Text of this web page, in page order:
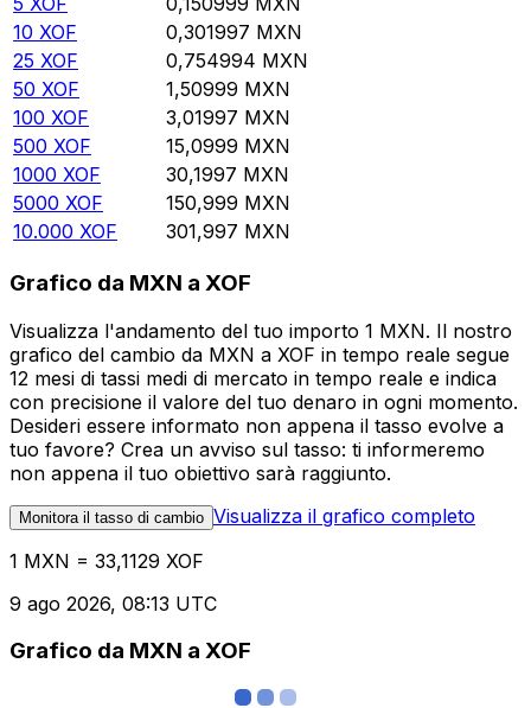
10 XOF 0,301997 MXN
25 XOF 0,754994 MXN
50 XOF 1,50999 MXN
100 XOF 3,01997 MXN
500 XOF 15,0999 MXN
1000 XOF 30,1997 MXN
5000 XOF 150,999 MXN
10.000 XOF 301,997 MXN
Grafico da MXN a XOF
Visualizza l'andamento del tuo importo 1 MXN. Il nostro
grafico del cambio da MXN a XOF in tempo reale segue
12 mesi di tassi medi di mercato in tempo reale e indica
con precisione il valore del tuo denaro in ogni momento.
Desideri essere informato non appena il tasso evolve a
tuo favore? Crea un avviso sul tasso: ti informeremo
non appena il tuo obiettivo sarà raggiunto.
Monitora il tasso di cambio Visualizza il grafico completo
1 MXN = 33,1129 XOF
9 ago 2026, 08:13 UTC
Grafico da MXN a XOF